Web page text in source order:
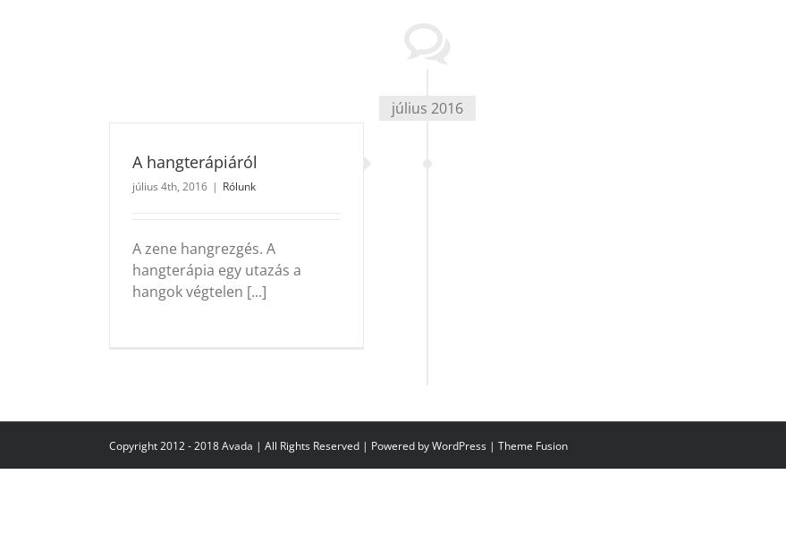
július 2016
A hangterápiáról
július 4th, 2016 | Rólunk
A zene hangrezgés. A
hangterápia egy utazás a
hangok végtelen [...]
Copyright 2012 - 2018 Avada | All Rights Reserved | Powered byWordPress | Theme Fusion